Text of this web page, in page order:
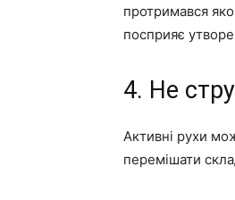
протримався
посприяє
4. Не
Активні рухи
перемішати